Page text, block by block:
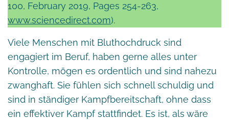
100, February 2019, Pages 254-263,
www.sciencedirect.com).
Viele Menschen mit Bluthochdruck sind
engagiert im Beruf, haben gerne alles unter
Kontrolle, mögen es ordentlich und sind nahezu
zwanghaft. Sie fühlen sich schnell schuldig und
sind in ständiger Kampfbereitschaft, ohne dass
ein effektiver Kampf stattfindet. Es ist, als wäre